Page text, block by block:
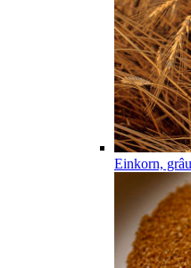
Einkorn,